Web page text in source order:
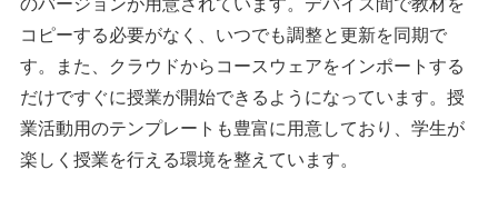
のバージョンが用意されています。デバイス間で教材を
コピーする必要がなく、いつでも調整と更新を同期で
す。また、クラウドからコースウェアをインポートする
だけですぐに授業が開始できるようになっています。授
業活動用のテンプレートも豊富に用意しており、学生が
楽しく授業を行える環境を整えています。